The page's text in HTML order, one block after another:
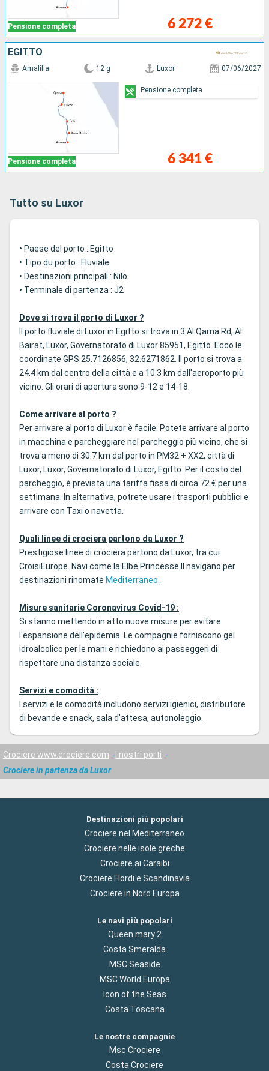
Pensione completa 6 272 €
EGITTO
Pensione completa
Amalilia 12 g Luxor 07/06/2027
6 341 €
Pensione completa
Tutto su Luxor
• Paese del porto : Egitto
• Tipo du porto : Fluviale
• Destinazioni principali : Nilo
• Terminale di partenza : J2
Dove si trova il porto di Luxor ?
Il porto fluviale di Luxor in Egitto si trova in 3 Al Qarna Rd, Al
Bairat, Luxor, Governatorato di Luxor 85951, Egitto. Ecco le
coordinate GPS 25.7126856, 32.6271862. Il porto si trova a
24.4 km dal centro della città e a 10.3 km dall'aeroporto più
vicino. Gli orari di apertura sono 9-12 e 14-18.
Come arrivare al porto ?
Per arrivare al porto di Luxor è facile. Potete arrivare al porto
in macchina e parcheggiare nel parcheggio più vicino, che si
trova a meno di 30.7 km dal porto in PM32 + XX2, città di
Luxor, Luxor, Governatorato di Luxor, Egitto. Per il costo del
parcheggio, è prevista una tariffa fissa di circa 72 € per una
settimana. In alternativa, potrete usare i trasporti pubblici e
arrivare con Taxi o navetta.
Quali linee di crociera partono da Luxor ?
Prestigiose linee di crociera partono da Luxor, tra cui
CroisiEurope. Navi come la Elbe Princesse II navigano per
destinazioni rinomate Mediterraneo.
Misure sanitarie Coronavirus Covid-19 :
Si stanno mettendo in atto nuove misure per evitare
l'espansione dell'epidemia. Le compagnie forniscono gel
idroalcolico per le mani e richiedono ai passeggeri di
rispettare una distanza sociale.
Servizi e comodità :
I servizi e le comodità includono servizi igienici, distributore
di bevande e snack, sala d'attesa, autonoleggio.
Crociere www.crociere.com
I nostri porti
Crociere in partenza da Luxor
Destinazioni più popolari
Crociere nel Mediterraneo
Crociere nelle isole greche
Crociere ai Caraibi
Crociere Flordi e Scandinavia
Crociere in Nord Europa
Le navi più popolari
Queen mary 2
Costa Smeralda
MSC Seaside
MSC World Europa
Icon of the Seas
Costa Toscana
Le nostre compagnie
Msc Crociere
Costa Crociere